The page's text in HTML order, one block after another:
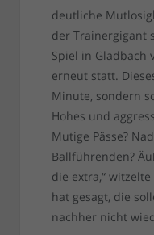
deutliche
der Trainergigant
Spiel in Gladbach
erneut statt.
Minute, sondern
Hohes und
Mutige Pässe?
Ballführenden?
die extra,“
hat gesagt, die
nachher nicht